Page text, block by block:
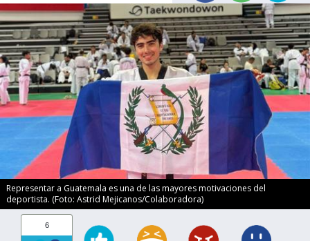
Representar a Guatemala es una de las mayores motivaciones del
deportista. (Foto: Astrid Mejicanos/Colaboradora)
6